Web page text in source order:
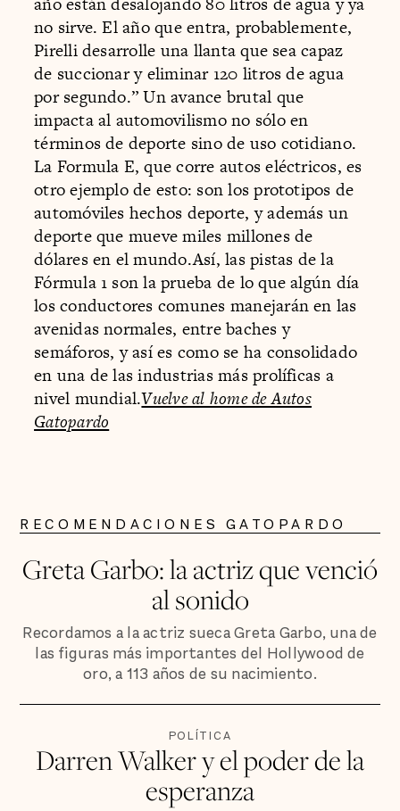
no sirve. El año que entra, probablemente,
Pirelli desarrolle una llanta que sea capaz
de succionar y eliminar 120 litros de agua
por segundo.” Un avance brutal que
impacta al automovilismo no sólo en
términos de deporte sino de uso cotidiano.
La Formula E, que corre autos eléctricos, es
otro ejemplo de esto: son los prototipos de
automóviles hechos deporte, y además un
deporte que mueve miles millones de
dólares en el mundo.Así, las pistas de la
Fórmula 1 son la prueba de lo que algún día
los conductores comunes manejarán en las
avenidas normales, entre baches y
semáforos, y así es como se ha consolidado
en una de las industrias más prolíficas a
nivel mundial.Vuelve al home de Autos
Gatopardo
RECOMENDACIONES GATOPARDO
Greta Garbo: la actriz que venció
al sonido
Recordamos a la actriz sueca Greta Garbo, una de
las figuras más importantes del Hollywood de
oro, a 113 años de su nacimiento.
POLÍTICA
Darren Walker y el poder de la
esperanza